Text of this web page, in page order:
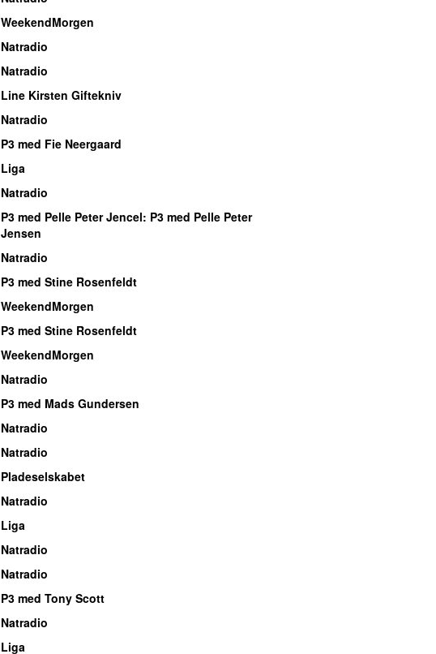
WeekendMorgen
Natradio
Natradio
Line Kirsten Giftekniv
Natradio
P3 med Fie Neergaard
Liga
Natradio
P3 med Pelle Peter Jencel: P3 med Pelle Peter
Jensen
Natradio
P3 med Stine Rosenfeldt
WeekendMorgen
P3 med Stine Rosenfeldt
WeekendMorgen
Natradio
P3 med Mads Gundersen
Natradio
Natradio
Pladeselskabet
Natradio
Liga
Natradio
Natradio
P3 med Tony Scott
Natradio
Liga